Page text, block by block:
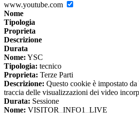
www.youtube.com
Nome
Tipologia
Proprieta
Descrizione
Durata
Nome: YSC
Tipologia: tecnico
Proprieta: Terze Parti
Descrizione: Questo cookie è impostato
traccia delle visualizzazioni dei video
Durata: Sessione
Nome: VISITOR_INFO1_LIVE